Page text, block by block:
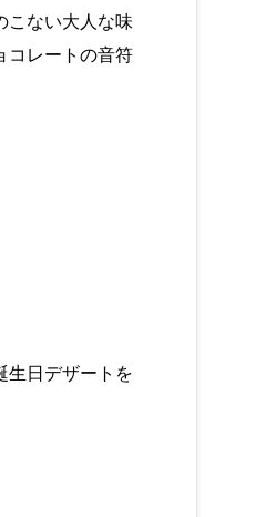
こない大人な味
コレートの音符
生日デザートを